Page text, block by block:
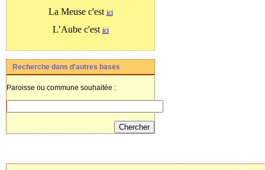
La Meuse c'est ici
L’Aube c'est ici
Recherche dans d'autres bases
Paroisse ou commune souhaitée :